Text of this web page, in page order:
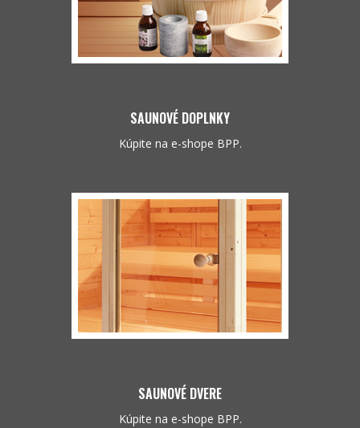
SAUNOVÉ DOPLNKY
Kúpite na e-shope BPP.
SAUNOVÉ DVERE
Kúpite na e-shope BPP.